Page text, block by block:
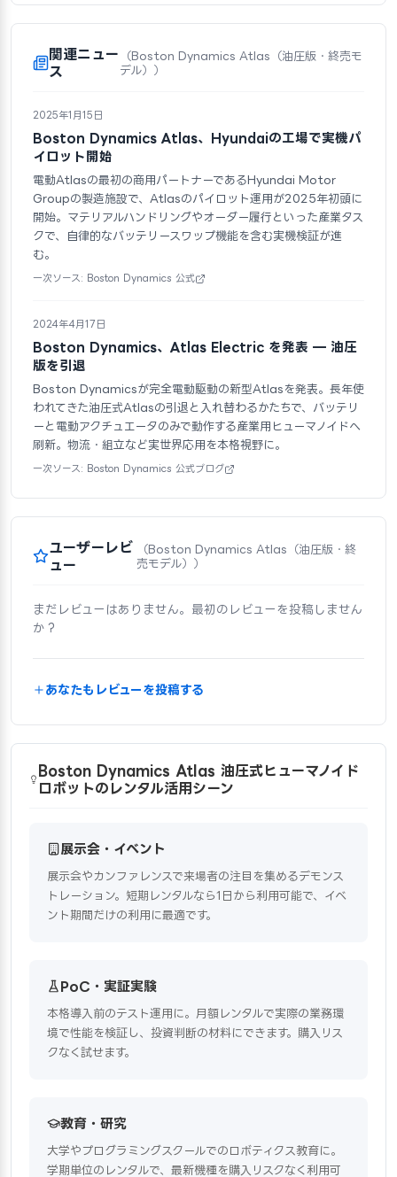
関連ニュー
ス
（Boston Dynamics Atlas（油圧版・終売モ
デル））
2025年1月15日
Boston Dynamics Atlas、Hyundaiの工場で実機パ
イロット開始
電動Atlasの最初の商用パートナーであるHyundai Motor
Groupの製造施設で、Atlasのパイロット運用が2025年初頭に
開始。マテリアルハンドリングやオーダー履行といった産業タス
クで、自律的なバッテリースワップ機能を含む実機検証が進
む。
一次ソース: Boston Dynamics 公式
2024年4月17日
Boston Dynamics、Atlas Electric を発表 — 油圧
版を引退
Boston Dynamicsが完全電動駆動の新型Atlasを発表。長年使
われてきた油圧式Atlasの引退と入れ替わるかたちで、バッテリ
ーと電動アクチュエータのみで動作する産業用ヒューマノイドへ
刷新。物流・組立など実世界応用を本格視野に。
一次ソース: Boston Dynamics 公式ブログ
ユーザーレビ
ュー
（Boston Dynamics Atlas（油圧版・終
売モデル））
まだレビューはありません。最初のレビューを投稿しません
か？
あなたもレビューを投稿する
Boston Dynamics Atlas 油圧式ヒューマノイド
ロボットのレンタル活用シーン
展示会・イベント
展示会やカンファレンスで来場者の注目を集めるデモンス
トレーション。短期レンタルなら1日から利用可能で、イベ
ント期間だけの利用に最適です。
PoC・実証実験
本格導入前のテスト運用に。月額レンタルで実際の業務環
境で性能を検証し、投資判断の材料にできます。購入リス
クなく試せます。
教育・研究
大学やプログラミングスクールでのロボティクス教育に。
学期単位のレンタルで、最新機種を購入リスクなく利用可